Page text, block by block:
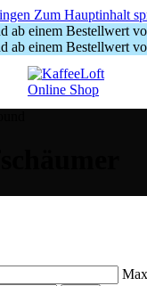
Zum Hauptinhalt
ab einem Bestellwert
ab einem Bestellwert